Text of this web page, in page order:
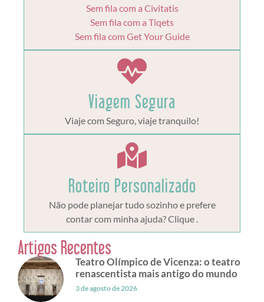
Sem fila com a Civitatis
Sem fila com a Tiqets
Sem fila com Get Your Guide
Viagem Segura
Viaje com Seguro, viaje tranquilo!
Roteiro Personalizado
Não pode planejar tudo sozinho e prefere
contar com minha ajuda? Clique .
Artigos Recentes
Teatro Olímpico de Vicenza: o teatro
renascentista mais antigo do mundo
3 de agosto de 2026